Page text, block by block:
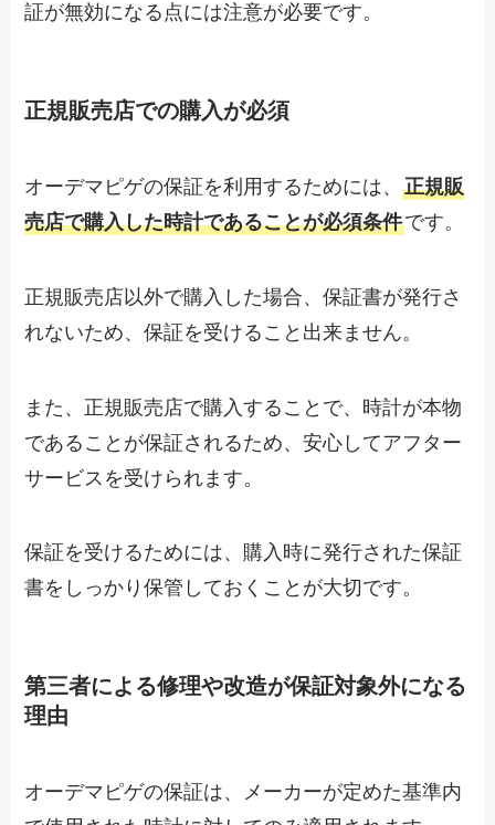
証が無効になる点には注意が必要です。
正規販売店での購入が必須
オーデマピゲの保証を利用するためには、正規販
売店で購入した時計であることが必須条件です。
正規販売店以外で購入した場合、保証書が発行さ
れないため、保証を受けること出来ません。
また、正規販売店で購入することで、時計が本物
であることが保証されるため、安心してアフター
サービスを受けられます。
保証を受けるためには、購入時に発行された保証
書をしっかり保管しておくことが大切です。
第三者による修理や改造が保証対象外になる
理由
オーデマピゲの保証は、メーカーが定めた基準内